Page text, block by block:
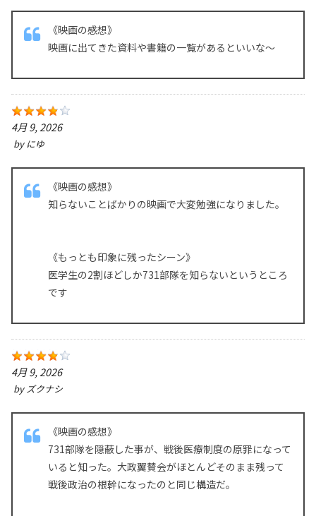
《映画の感想》
映画に出てきた資料や書籍の一覧があるといいな〜
4月 9, 2026
by にゆ
《映画の感想》
知らないことばかりの映画で大変勉強になりました。
《もっとも印象に残ったシーン》
医学生の2割ほどしか731部隊を知らないというところ
です
4月 9, 2026
by ズクナシ
《映画の感想》
731部隊を隠蔽した事が、戦後医療制度の原罪になって
いると知った。大政翼賛会がほとんどそのまま残って
戦後政治の根幹になったのと同じ構造だ。